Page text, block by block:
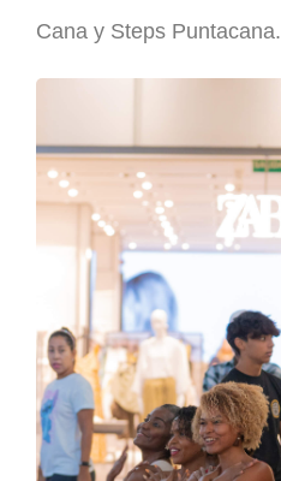
Cana y Steps Puntacana.